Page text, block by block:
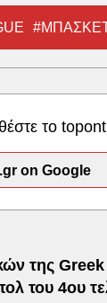
το
on Google
της
του 4ου